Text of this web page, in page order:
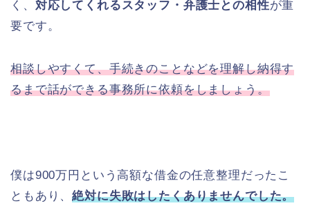
く、 対応してくれるスタッフ・弁護士との相性が重
要です。
相談しやすくて、手続きのことなどを理解し納得す
るまで話ができる事務所に依頼をしましょう。
僕は900万円という高額な借金の任意整理だったこ
ともあり、絶対に失敗はしたくありませんでした。